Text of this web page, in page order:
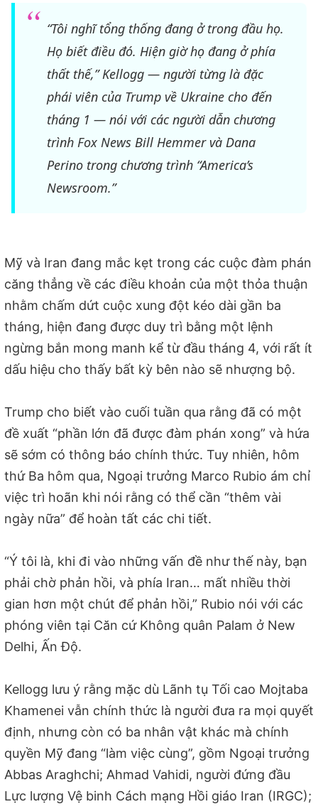
“Tôi nghĩ tổng thống đang ở trong đầu họ.
Họ biết điều đó. Hiện giờ họ đang ở phía
thất thế,” Kellogg — người từng là đặc
phái viên của Trump về Ukraine cho đến
tháng 1 — nói với các người dẫn chương
trình Fox News Bill Hemmer và Dana
Perino trong chương trình “America’s
Newsroom.”
Mỹ và Iran đang mắc kẹt trong các cuộc đàm phán
căng thẳng về các điều khoản của một thỏa thuận
nhằm chấm dứt cuộc xung đột kéo dài gần ba
tháng, hiện đang được duy trì bằng một lệnh
ngừng bắn mong manh kể từ đầu tháng 4, với rất ít
dấu hiệu cho thấy bất kỳ bên nào sẽ nhượng bộ.
Trump cho biết vào cuối tuần qua rằng đã có một
đề xuất “phần lớn đã được đàm phán xong” và hứa
sẽ sớm có thông báo chính thức. Tuy nhiên, hôm
thứ Ba hôm qua, Ngoại trưởng Marco Rubio ám chỉ
việc trì hoãn khi nói rằng có thể cần “thêm vài
ngày nữa” để hoàn tất các chi tiết.
“Ý tôi là, khi đi vào những vấn đề như thế này, bạn
phải chờ phản hồi, và phía Iran… mất nhiều thời
gian hơn một chút để phản hồi,” Rubio nói với các
phóng viên tại Căn cứ Không quân Palam ở New
Delhi, Ấn Độ.
Kellogg lưu ý rằng mặc dù Lãnh tụ Tối cao Mojtaba
Khamenei vẫn chính thức là người đưa ra mọi quyết
định, nhưng còn có ba nhân vật khác mà chính
quyền Mỹ đang “làm việc cùng”, gồm Ngoại trưởng
Abbas Araghchi; Ahmad Vahidi, người đứng đầu
Lực lượng Vệ binh Cách mạng Hồi giáo Iran (IRGC);